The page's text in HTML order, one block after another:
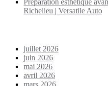
Préparation esthétique
Richelieu | Versatile Auto
juillet 2026
juin 2026
mai 2026
avril 2026